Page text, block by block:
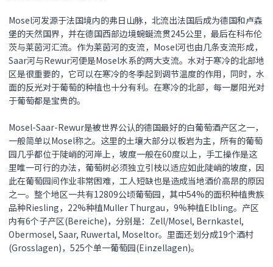
Mosel河发源于法国境内的弗日山脉，北流出法国后成为德国和卢森
堡的天然国界，并在德国西部边境蜿蜒流贯245公里，最后在科布伦
茨与莱茵河汇流。作为莱茵河的支流，Mosel河也由几条支流形成，
Saar河与Rewur河便是Mosel水系的两大支流。水对于寒冷的北部地
区是很重要的，它可以在寒冷的冬季起到调节温度的作用，同时，水
面的反光对于葡萄的种植也十分有利。在寒冷的北部，每一屡阳光对
于葡萄都是宝贵的。
Mosel-Saar-Rewur是被世界公认的德国最好的白葡萄酒产区之一，
一般简单以Mosel称之。这里的土壤大部分以板岩为主，所有的葡萄
园几乎都位于陡峭的河岸上，坡度一般在60度以上，手工操作是这
里唯一可行的办法，葡萄树必须独立引枝以适应如此陡峭的坡度，因
此在葡萄园间作业非常困难，工人短缺也是造成当地酒价高昂的原因
之一。整个地区一共有12809公顷葡萄园，其中54%的面积种植贵族
品种Riesling，22%种植Muller Thurgau，9%种植Elbling。产区
内有6个子产区(Bereiche)，分别是：Zell/Mosel, Bernkastel,
Obermosel, Saar, Ruwertal, Moseltor。里面还划分成19个酒村
(Grosslagen)，525个单一葡萄园(Einzellagen)。